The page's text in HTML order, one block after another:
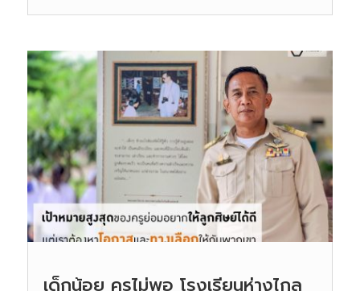
เด็กน้อย ครูไม่พอ โรงเรียนห่างไกล